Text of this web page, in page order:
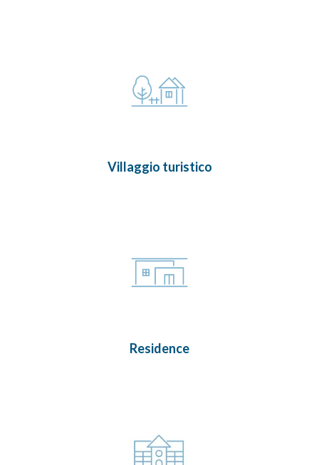
Villaggio turistico
Residence